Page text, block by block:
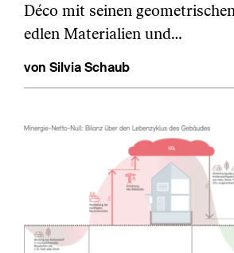
Déco mit seinen
edlen Materialien und…
von Silvia Schaub